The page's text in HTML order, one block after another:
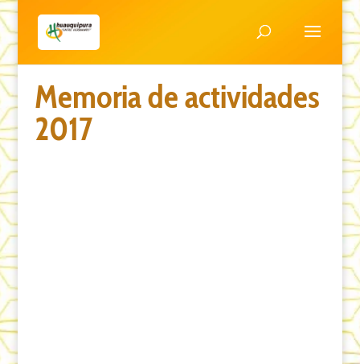
Memoria de actividades
2017